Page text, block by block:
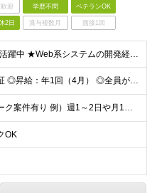
迎 学歴不問 ベテランOK
2日 賞与複数月 面接1回
★20代～50代活躍中 ★Web系システムの開発経験3年程度ある方 (業界不問） またはチームをまとめた経験のある方（人数不問） ★学歴不問
◎前職給与保証 ◎昇給：年1回（4月） ◎全員が毎年昇給しています！ ◎決算賞与：年1回（3月）※業績に応じて決算賞与支給 ◎想定年収：540万円～880万円 ■月給：42.8万円～70万円 ※経
★リモートワーク案件有り 例）週1～2日や月1日の出社など ★転居を伴う転勤はありません ★勤務地は希望を考慮して決定 ▼下記エリアのいずれかのプロジェクト先となります 東京都、神奈川県、埼玉県、千
OK